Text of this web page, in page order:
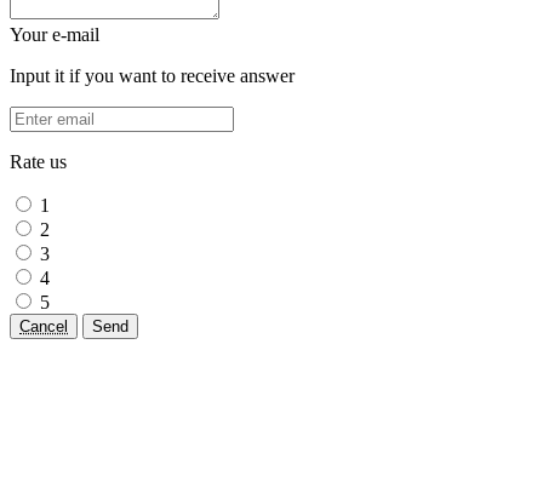
Your e-mail
Input it if you want to receive answer
Rate us
1
2
3
4
5
Cancel Send